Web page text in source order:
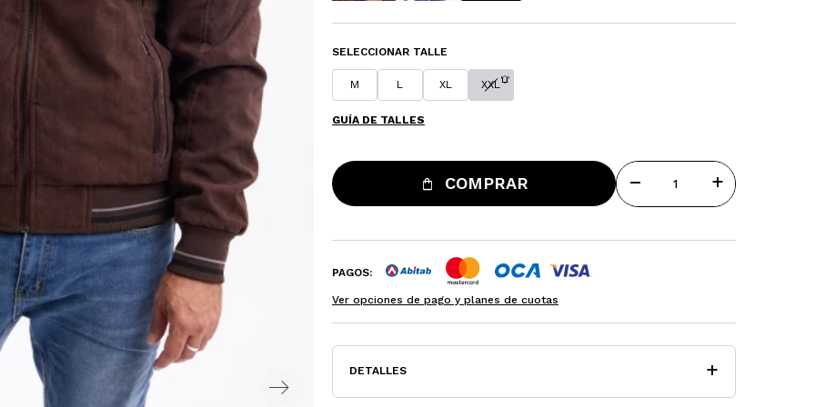
SELECCIONAR TALLE
M L XL XXL
GUÍA DE TALLES
COMPRAR remove add
PAGOS:
Ver opciones de pago y planes de cuotas
DETALLES